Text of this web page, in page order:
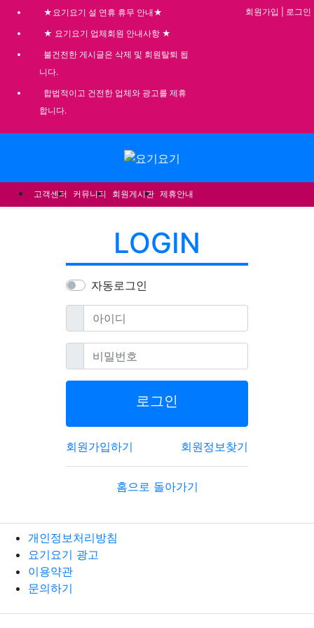
★요기요기 설 연휴 휴무 안내★
★ 요기요기 업체회원 안내사항 ★
불건전한 게시글은 삭제 및 회원탈퇴 됩
니다.
합법적이고 건전한 업체와 광고를 제휴
합니다.
회원가입 로그인
고객센터 커뮤니티 회원게시판 제휴안내
LOGIN
자동로그인
아이디필수
비밀번호필수
로그인
회원가입하기 회원정보찾기
홈으로 돌아가기
개인정보처리방침
요기요기 광고
이용약관
문의하기